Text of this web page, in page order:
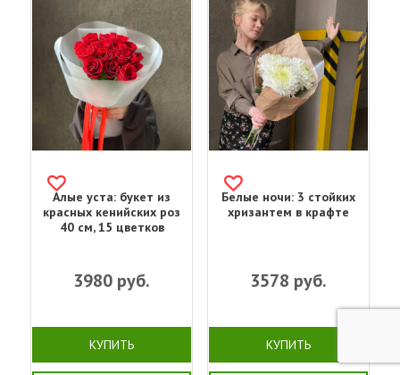
Алые уста: букет из
красных кенийских роз
40 см, 15 цветков
3980 руб.
КУПИТЬ
Белые ночи: 3 стойких
хризантем в крафте
3578 руб.
КУПИТЬ